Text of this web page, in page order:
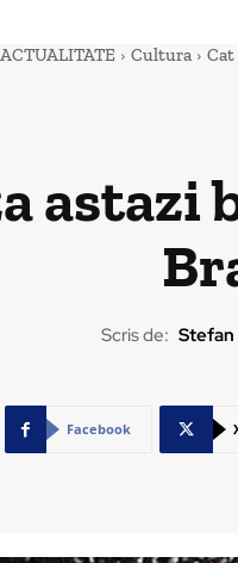
ACTUALITATE Cultura Cat
astazi
Scris de: Stefan
Facebook